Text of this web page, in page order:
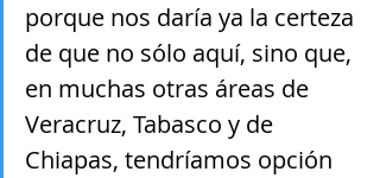
porque nos daría ya la certeza
de que no sólo aquí, sino que,
en muchas otras áreas de
Veracruz, Tabasco y de
Chiapas, tendríamos opción